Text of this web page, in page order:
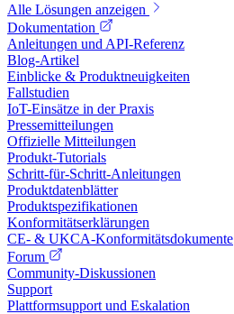
Alle Lösungen anzeigen
Dokumentation
Anleitungen und API-Referenz
Blog-Artikel
Einblicke & Produktneuigkeiten
Fallstudien
IoT-Einsätze in der Praxis
Pressemitteilungen
Offizielle Mitteilungen
Produkt-Tutorials
Schritt-für-Schritt-Anleitungen
Produktdatenblätter
Produktspezifikationen
Konformitätserklärungen
CE- & UKCA-Konformitätsdokumente
Forum
Community-Diskussionen
Support
Plattformsupport und Eskalation